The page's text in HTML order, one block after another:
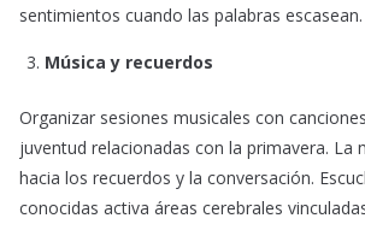
sentimientos cuando las palabras escasean.
Música y recuerdos
Organizar sesiones musicales con
juventud relacionadas con la primavera. La
hacia los recuerdos y la conversación.
conocidas activa áreas cerebrales